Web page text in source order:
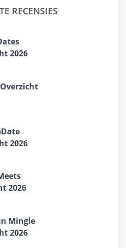
RECENSIES
2026
2026
2026
Mingle
2026